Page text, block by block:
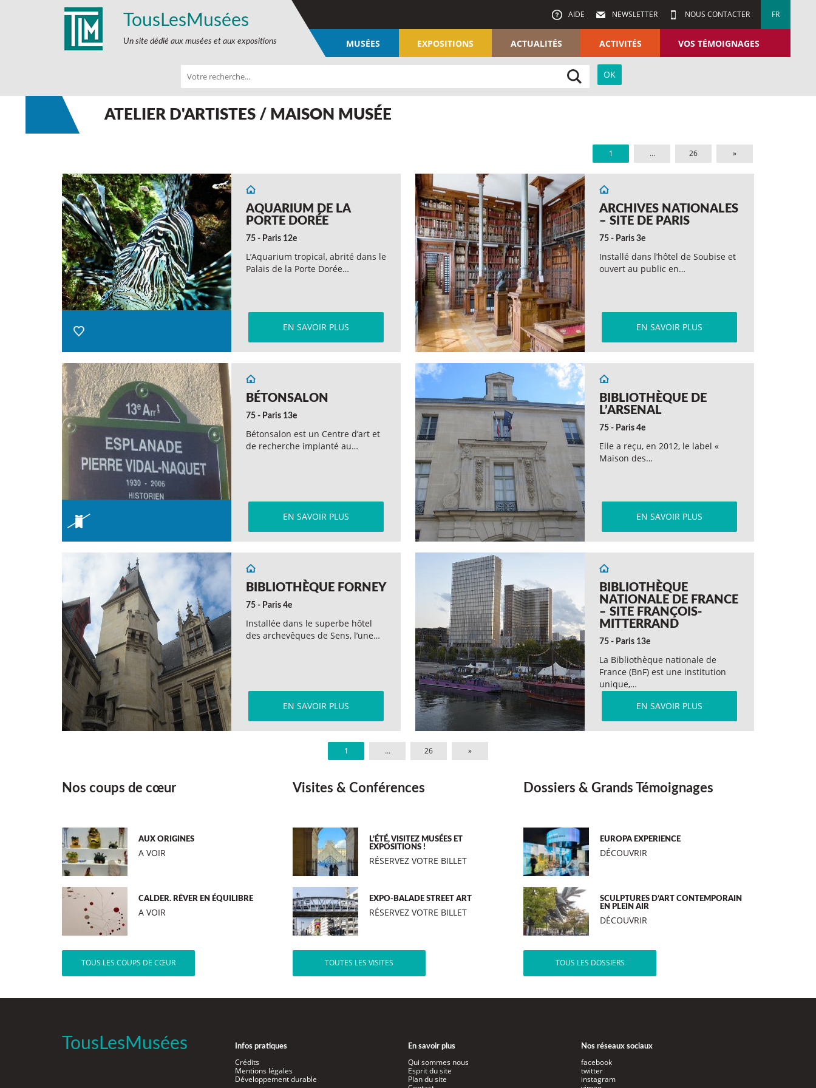
TousLesMusées
Un site dédié aux musées et aux expositions
AIDE NEWSLETTER NOUS CONTACTER FR
MUSÉES EXPOSITIONS ACTUALITÉS ACTIVITÉS VOS TÉMOIGNAGES
ATELIER D'ARTISTES / MAISON MUSÉE
1 … 26 »
AQUARIUM DE LA
PORTE DORÉE
75 - Paris 12e
L’Aquarium tropical, abrité dans le
Palais de la Porte Dorée…
EN SAVOIR PLUS
ARCHIVES NATIONALES
– SITE DE PARIS
75 - Paris 3e
Installé dans l’hôtel de Soubise et
ouvert au public en…
EN SAVOIR PLUS
BÉTONSALON
75 - Paris 13e
Bétonsalon est un Centre d’art et
de recherche implanté au…
EN SAVOIR PLUS
BIBLIOTHÈQUE DE
L’ARSENAL
75 - Paris 4e
Elle a reçu, en 2012, le label «
Maison des…
EN SAVOIR PLUS
BIBLIOTHÈQUE FORNEY
75 - Paris 4e
Installée dans le superbe hôtel
des archevêques de Sens, l’une…
EN SAVOIR PLUS
BIBLIOTHÈQUE
NATIONALE DE FRANCE
– SITE FRANÇOIS-
MITTERRAND
75 - Paris 13e
La Bibliothèque nationale de
France (BnF) est une institution
unique,…
EN SAVOIR PLUS
1 … 26 »
Nos coups de cœur
AUX ORIGINES
A VOIR
CALDER. RÊVER EN ÉQUILIBRE
A VOIR
TOUS LES COUPS DE CŒUR
Visites & Conférences
L’ÉTÉ, VISITEZ MUSÉES ET
EXPOSITIONS !
RÉSERVEZ VOTRE BILLET
EXPO-BALADE STREET ART
RÉSERVEZ VOTRE BILLET
TOUTES LES VISITES
Dossiers & Grands Témoignages
EUROPA EXPERIENCE
DÉCOUVRIR
SCULPTURES D’ART CONTEMPORAIN
EN PLEIN AIR
DÉCOUVRIR
TOUS LES DOSSIERS
TousLesMusées Infos pratiques
Crédits
Mentions légales
Développement durable
En savoir plus
Qui sommes nous
Esprit du site
Plan du site
Nos réseaux sociaux
facebook
twitter
instagram